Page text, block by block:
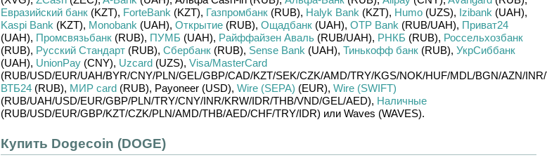
Евразийский банк(KZT), ForteBank (KZT), Газпромбанк(RUB), Halyk Bank (KZT), Humo(UZS), Izibank (UAH),
Kaspi Bank (KZT), Monobank (UAH), Открытие(RUB), Ощадбанк(UAH), OTP Bank (RUB/UAH), Приват24
(UAH), Промсвязьбанк(RUB), ПУМБ (UAH), Райффайзен Аваль(RUB/UAH), РНКБ (RUB), Россельхозбанк
(RUB), Русский Стандарт(RUB), Сбербанк(RUB), Sense Bank (UAH), Тинькофф банк(RUB), УкрСиббанк
(UAH), UnionPay(CNY), Uzcard(UZS), Visa/MasterCard
(RUB/USD/EUR/UAH/BYR/CNY/PLN/GEL/GBP/CAD/KZT/SEK/CZK/AMD/TRY/KGS/NOK/HUF/MDL/BGN/AZN/INR/
ВТБ24(RUB), МИР card(RUB), Payoneer (USD), Wire (SEPA) (EUR), Wire (SWIFT)
(RUB/UAH/USD/EUR/GBP/PLN/TRY/CNY/INR/KRW/IDR/THB/VND/GEL/AED), Наличные
(RUB/USD/EUR/GBP/KZT/CZK/PLN/AMD/THB/AED/CHF/TRY/IDR) или Waves (WAVES).
Купить Dogecoin (DOGE)